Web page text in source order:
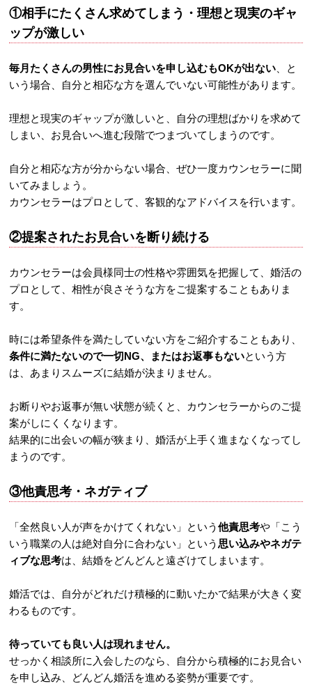
①相手にたくさん求めてしまう・理想と現実のギャ
ップが激しい
毎月たくさんの男性にお見合いを申し込むもOKが出ない 、と
いう場合、自分と相応な方を選んでいない可能性があります。
理想と現実のギャップが激しいと、自分の理想ばかりを求めて
しまい、お見合いへ進む段階でつまづいてしまうのです。
自分と相応な方が分からない場合、ぜひ一度カウンセラーに聞
いてみましょう。
カウンセラーはプロとして、客観的なアドバイスを行います。
②提案されたお見合いを断り続ける
カウンセラーは会員様同士の性格や雰囲気を把握して、婚活の
プロとして、相性が良さそうな方をご提案することもありま
す。
時には希望条件を満たしていない方をご紹介することもあり、
条件に満たないので一切NG、またはお返事もないという方
は、あまりスムーズに結婚が決まりません。
お断りやお返事が無い状態が続くと、カウンセラーからのご提
案がしにくくなります。
結果的に出会いの幅が狭まり、婚活が上手く進まなくなってし
まうのです。
③他責思考・ネガティブ
「全然良い人が声をかけてくれない」という他責思考や「こう
いう職業の人は絶対自分に合わない」という思い込みやネガテ
ィブな思考は、結婚をどんどんと遠ざけてしまいます。
婚活では、自分がどれだけ積極的に動いたかで結果が大きく変
わるものです。
待っていても良い人は現れません。
せっかく相談所に入会したのなら、自分から積極的にお見合い
を申し込み、どんどん婚活を進める姿勢が重要です。